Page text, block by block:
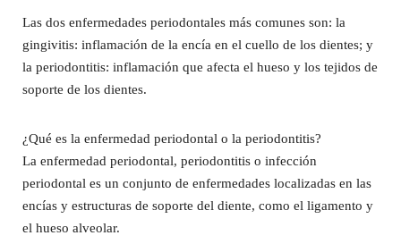
Las dos enfermedades periodontales más comunes son: la
gingivitis: inflamación de la encía en el cuello de los dientes; y
la periodontitis: inflamación que afecta el hueso y los tejidos de
soporte de los dientes.
¿Qué es la enfermedad periodontal o la periodontitis?
La enfermedad periodontal, periodontitis o infección
periodontal es un conjunto de enfermedades localizadas en las
encías y estructuras de soporte del diente, como el ligamento y
el hueso alveolar.